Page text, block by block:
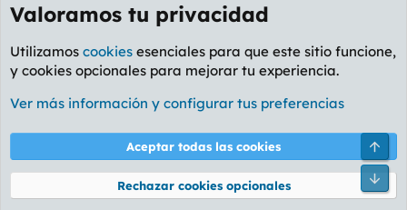
Etiquetas
Cookies
PL OLDSTYLE AMARILLO
Términos y reglas Política de privacidad Ayuda
Community platform by XenForo® © 2010-2026 XenForo Ltd.
Valoramos tu privacidad
Utilizamos cookies esenciales para que este sitio funcione,
y cookies opcionales para mejorar tu experiencia.
Ver más información y configurar tus preferencias
Aceptar todas las cookies
Rechazar cookies opcionales
Pie